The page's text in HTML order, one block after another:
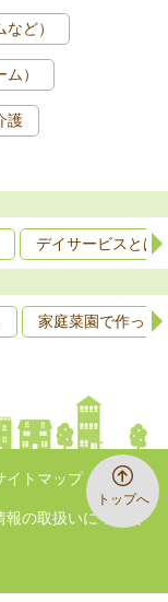
トップへ
ど）
）
護
デイサービスとは
家庭菜園で作っ
イトマップ
報の取扱いについて